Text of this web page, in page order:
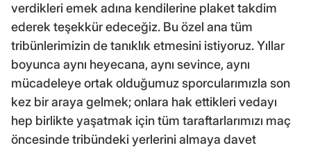
verdikleri emek adına kendilerine plaket takdim
ederek teşekkür edeceğiz. Bu özel ana tüm
tribünlerimizin de tanıklık etmesini istiyoruz. Yıllar
boyunca aynı heyecana, aynı sevince, aynı
mücadeleye ortak olduğumuz sporcularımızla son
kez bir araya gelmek; onlara hak ettikleri vedayı
hep birlikte yaşatmak için tüm taraftarlarımızı maç
öncesinde tribündeki yerlerini almaya davet